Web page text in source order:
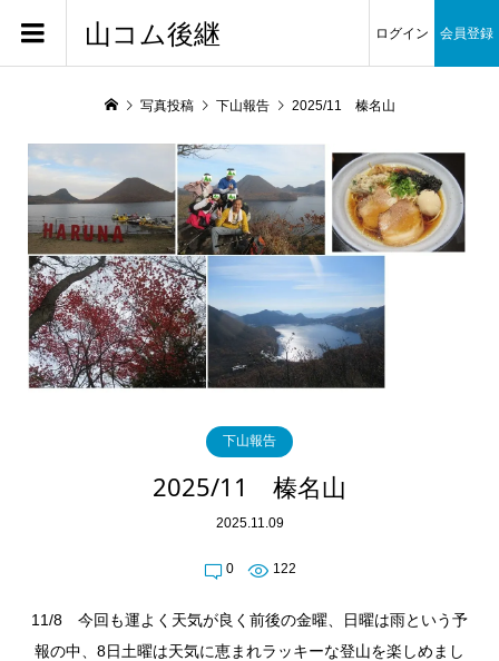
山コム後継 ログイン 会員登録
写真投稿 下山報告 2025/11 榛名山
下山報告
2025/11 榛名山
2025.11.09
0 122
11/8 今回も運よく天気が良く前後の金曜、日曜は雨という予
報の中、8日土曜は天気に恵まれラッキーな登山を楽しめまし